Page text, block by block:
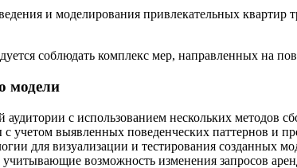
и моделирования привлекательных квартир
соблюдать комплекс мер, направленных на
модели
аудитории с использованием нескольких методов
с учетом выявленных поведенческих паттернов и
для визуализации и тестирования созданных
возможность изменения запросов